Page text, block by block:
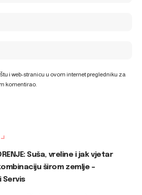
i web-stranicu u ovom internet pregledniku za
komentirao.
Suša, vreline i jak vjetar
širom zemlje –
Servis